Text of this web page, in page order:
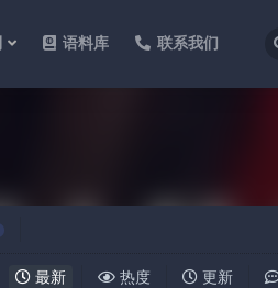
语料库 联系我们
最新 热度 更新